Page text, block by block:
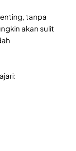
tanpa
akan sulit